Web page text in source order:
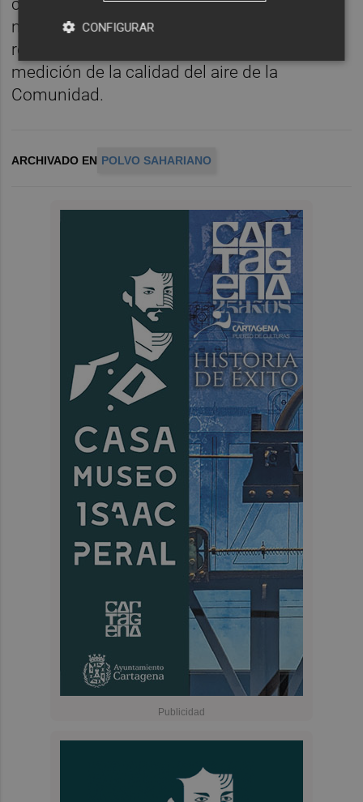
contaminación por PM10. Estos umbrales o
niveles vienen definidos por las medidas
registradas en las 12 estaciones de
medición de la calidad del aire de la
Comunidad.
ARCHIVADO EN POLVO SAHARIANO
CONFIGURAR